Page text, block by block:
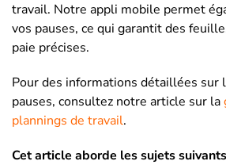
travail. Notre appli mobile permet
vos pauses, ce qui garantit des
paie précises.
Pour des informations détaillées sur
pauses, consultez notre article sur la
plannings de travail.
Cet article aborde les sujets